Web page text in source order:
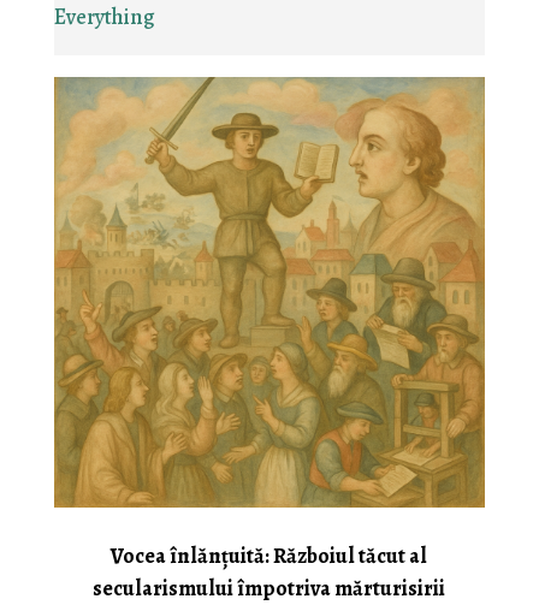
Everything
Vocea înlănțuită: Războiul tăcut al
secularismului împotriva mărturisirii